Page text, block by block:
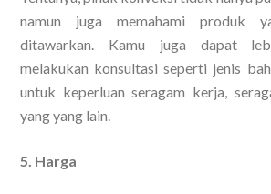
namun juga memahami produk
ditawarkan. Kamu juga dapat
melakukan konsultasi seperti jenis
untuk keperluan seragam kerja,
yang yang lain.
5. Harga